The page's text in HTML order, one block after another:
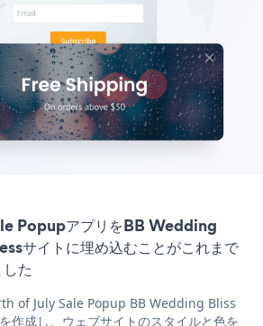
PopupアプリをBB Wedding
サイトに埋め込むことがこれまで
た
of July Sale Popup BB Wedding Bliss
作成し、ウェブサイトのスタイルと色を